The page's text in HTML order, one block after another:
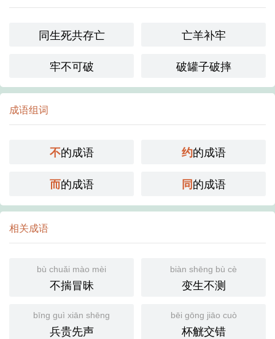
同生死共存亡
亡羊补牢
牢不可破
破罐子破摔
成语组词
不的成语 约的成语
而的成语 同的成语
相关成语
bù chuǎi mào mèi
不揣冒昧
biàn shēng bù cè
变生不测
bīng guì xiān shēng
兵贵先声
bēi gōng jiāo cuò
杯觥交错